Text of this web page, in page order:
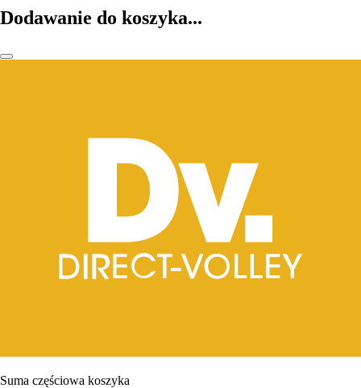
Dodawanie do koszyka...
Suma częściowa koszyka